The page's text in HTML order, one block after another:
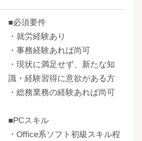
■必須要件
・就労経験あり
・事務経験あれば尚可
・現状に満足せず、新たな知
識・経験習得に意欲がある方
・総務業務の経験あれば尚可
■PCスキル
・Office系ソフト初級スキル程